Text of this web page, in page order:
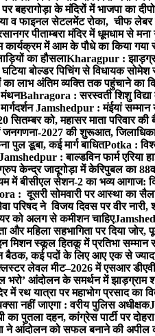
बहरागोड़ा के मंदिरों में भाजपा का
व फाइनल सेटलमेंट रोका, चीफ
पीताम्बरा मंदिर में धूमधाम से मना
में आम के पौधे का किया गया
का हौसलाKharagpur :
बोल्डर पिचिंग से विधायक
लाभ अंतिम व्यक्ति तक पहुंचाने का
मंथनBahragora : सरस्वती शिशु विद्या
Jamshedpur : मंईयां सम्मान
सितम्बर को, महासर माता परिवार की
2027 की शुरूआत,
पुल डूबा, कई मार्ग बाधितPotka :
: बाल्डविन फार्म एरिया
केन्द्र जादूगोड़ा में केरिपुबल का
में बीसीएल सेशन-2 का भव्य आगाज:
: दूसरी सोमवारी पर आस्था का
ने विजय दिवस पर वीर नारी,
को अलग से कमीशन चाहिए
महिला सहभागिता पर दिया जोर,
मिशन स्कूल हितकू में प्रतिभा सम्मान
कई पदों के लिए आए एक से
लेवल मीट–2026 में एसआर
आंदोलन के समर्थन में झाड़ग्राम
में रथ यात्रा पर महाभोग प्रसाद का
नहीं जाएगा : वरीय पुलिस अधीक्षक
का पुतला दहन, कांग्रेस पार्टी पर
ने आंदोलन को सफल बनाने की अपील